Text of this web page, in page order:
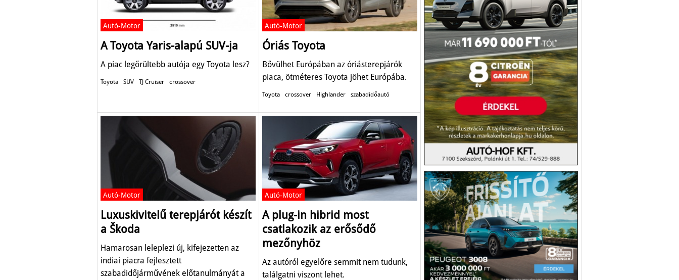
Autó-Motor
A Toyota Yaris-alapú SUV-ja
A piac legőrültebb autója egy Toyota lesz?
Toyota SUV TJ Cruiser crossover
Autó-Motor
Óriás Toyota
Bővülhet Európában az óriásterepjárók
piaca, ötméteres Toyota jöhet Európába.
Toyota crossover Highlander szabadidőautó
Autó-Motor
Luxuskivitelű terepjárót készít
a Škoda
Hamarosan leleplezi új, kifejezetten az
indiai piacra fejlesztett
szabadidőjárművének előtanulmányát a
Autó-Motor
A plug-in hibrid most
csatlakozik az erősődő
mezőnyhöz
Az autóról egyelőre semmit nem tudunk,
találgatni viszont lehet.